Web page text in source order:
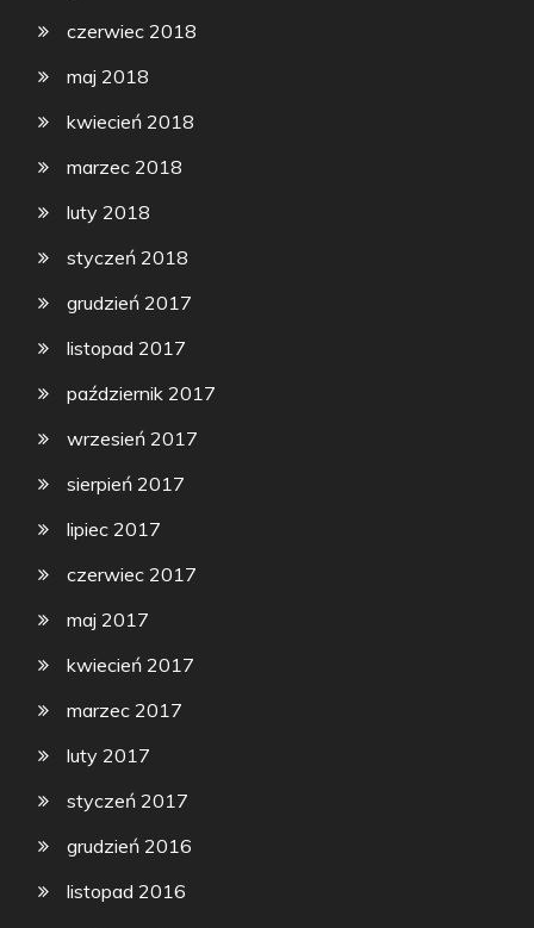
czerwiec 2018
maj 2018
kwiecień 2018
marzec 2018
luty 2018
styczeń 2018
grudzień 2017
listopad 2017
październik 2017
wrzesień 2017
sierpień 2017
lipiec 2017
czerwiec 2017
maj 2017
kwiecień 2017
marzec 2017
luty 2017
styczeń 2017
grudzień 2016
listopad 2016